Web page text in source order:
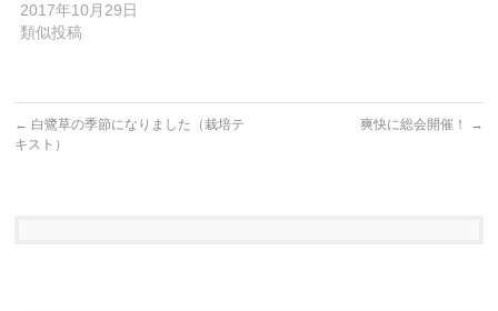
2017年10月29日
類似投稿
← 白鷺草の季節になりました（栽培テ
キスト）
爽快に総会開催！ →